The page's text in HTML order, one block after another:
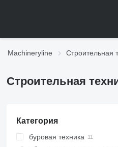
Machineryline Строительная
Строительная
Категория
буровая техника